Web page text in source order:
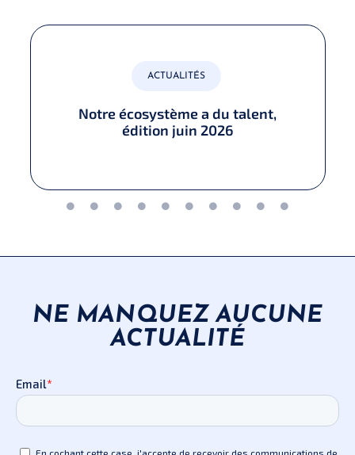
ACTUALITÉS
Notre écosystème a du talent,
édition juin 2026​
NE MANQUEZ AUCUNE
ACTUALITÉ